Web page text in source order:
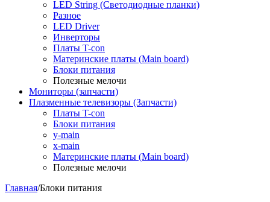
LED String (Светодиодные планки)
Разное
LED Driver
Инверторы
Платы T-con
Материнские платы (Main board)
Блоки питания
Полезные мелочи
Мониторы (запчасти)
Плазменные телевизоры (Запчасти)
Платы T-con
Блоки питания
y-main
x-main
Материнские платы (Main board)
Полезные мелочи
Главная/Блоки питания